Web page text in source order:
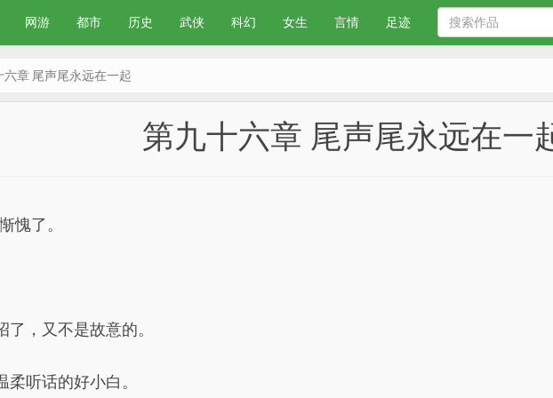
网游 都市 历史 武侠 科幻 女生 言情 足迹
六章 尾声尾永远在一起
第九十六章 尾声尾永远在一
愧了。
了，又不是故意的。
听话的好小白。